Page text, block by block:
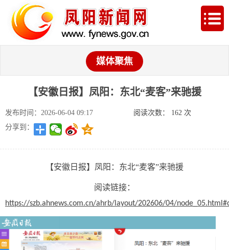
媒体聚焦
【安徽日报】凤阳：东北“麦客”来驰援
发布时间：2026-06-04 09:17 阅读次数： 162 次
分享到：
【安徽日报】凤阳：东北“麦客”来驰援
阅读链接：
https://szb.ahnews.com.cn/ahrb/layout/202606/04/